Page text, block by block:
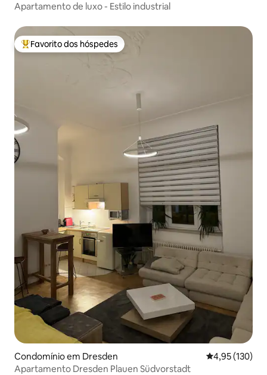
Apartamento de luxo - Estilo industrial
Favoritos dos hóspedes mais apreciados
Favorito dos hóspedes
Condomínio em Dresden Classificação
4,95 (130)
Apartamento Dresden Plauen Südvorstadt